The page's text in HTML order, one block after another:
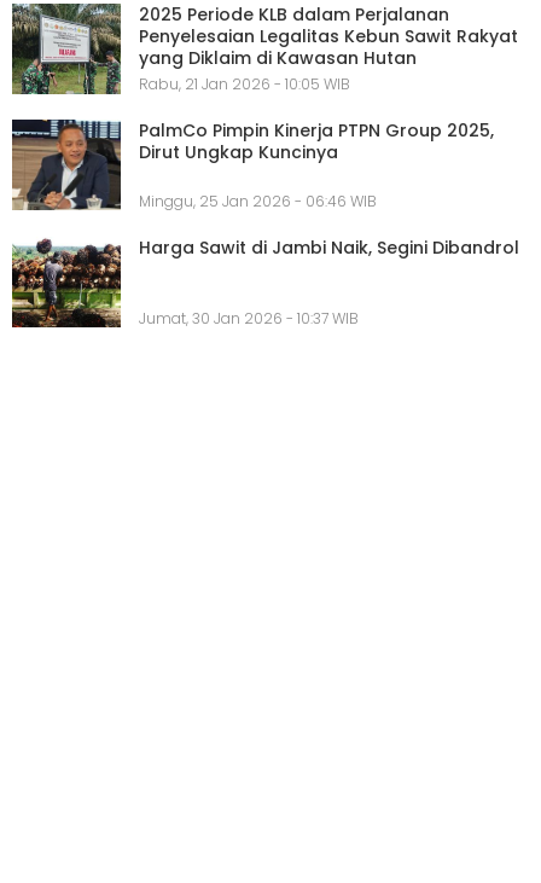
2025 Periode KLB dalam Perjalanan
Penyelesaian Legalitas Kebun Sawit Rakyat
yang Diklaim di Kawasan Hutan
Rabu, 21 Jan 2026 - 10:05 WIB
PalmCo Pimpin Kinerja PTPN Group 2025,
Dirut Ungkap Kuncinya
Minggu, 25 Jan 2026 - 06:46 WIB
Harga Sawit di Jambi Naik, Segini Dibandrol
Jumat, 30 Jan 2026 - 10:37 WIB